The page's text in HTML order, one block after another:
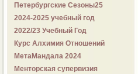
Петербургские Сезоны25
2024-2025 учебный год
2022/23 Учебный Год
Курс Алхимия Отношений
МетаМандала 2024
Менторская супервизия